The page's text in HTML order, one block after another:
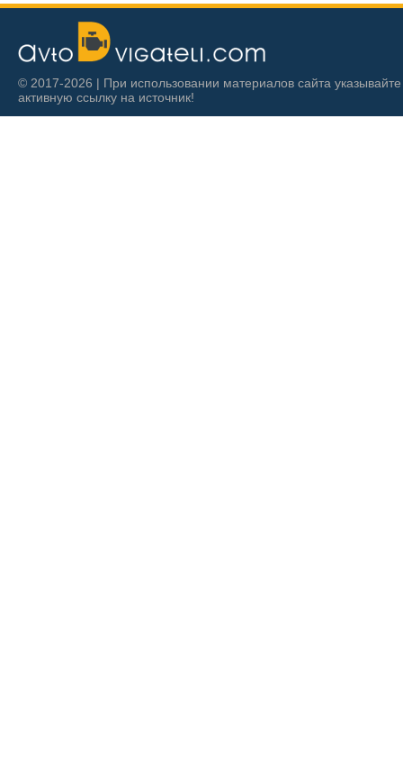
© 2017-2026 | При использовании материалов сайта указывайте
активную ссылку на источник!